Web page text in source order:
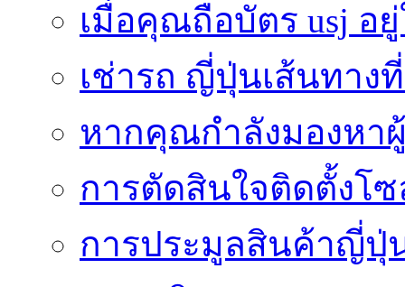
เมื่อคุณถือบัตร usj อ
เช่ารถ ญี่ปุ่นเส้นทาง
หากคุณกำลังมองหา
การตัดสินใจติดตั้งโซ
การประมูลสินค้าญี่ปุ่